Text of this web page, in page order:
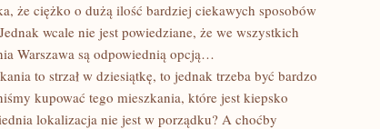
że ciężko o dużą ilość bardziej ciekawych sposobów
wcale nie jest powiedziane, że we wszystkich
Warszawa są odpowiednią opcją…
to strzał w dziesiątkę, to jednak trzeba być bardzo
kupować tego mieszkania, które jest kiepsko
lokalizacja nie jest w porządku? A choćby